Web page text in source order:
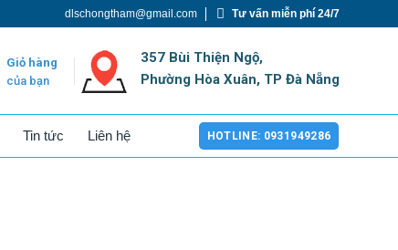
dlschongtham@gmail.com Tư vấn miễn phí 24/7
Giỏ hàng
của bạn
357 Bùi Thiện Ngộ,
Phường Hòa Xuân, TP Đà Nẵng
Tin tức Liên hệ HOTLINE: 0931949286